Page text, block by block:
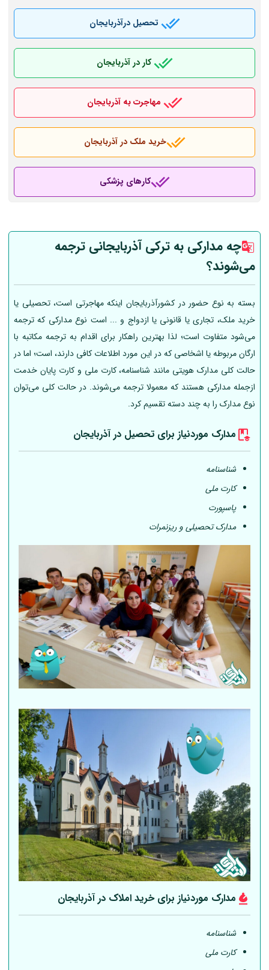
تحصیل درآذربایجان
کار در آذربایجان
مهاجرت به آذربایجان
خرید ملک در آذربایجان
کارهای پزشکی
چه مدارکی به ترکی آذربایجانی ترجمه
می‌شوند؟
بسته به نوع حضور در کشورآذربایجان اینکه مهاجرتی است، تحصیلی یا
خرید ملک، تجاری یا قانونی یا ازدواج و ... است نوع مدارکی که ترجمه
می‌شود متفاوت است؛ لذا بهترین راهکار برای اقدام به ترجمه مکاتبه با
ارگان مربوطه یا اشخاصی که در این مورد اطلاعات کافی دارند، است؛ اما در
حالت کلی مدارک هویتی مانند شناسنامه، کارت ملی و کارت پایان خدمت
ازجمله مدارکی هستند که معمولا ترجمه می‌شوند. در حالت کلی می‌توان
نوع مدارک را به چند دسته تقسیم کرد.
مدارک موردنیاز برای تحصیل در آذربایجان
شناسنامه
کارت ملی
پاسپورت
مدارک تحصیلی و ریزنمرات
مدارک موردنیاز برای خرید املاک در آذربایجان
شناسنامه
کارت ملی